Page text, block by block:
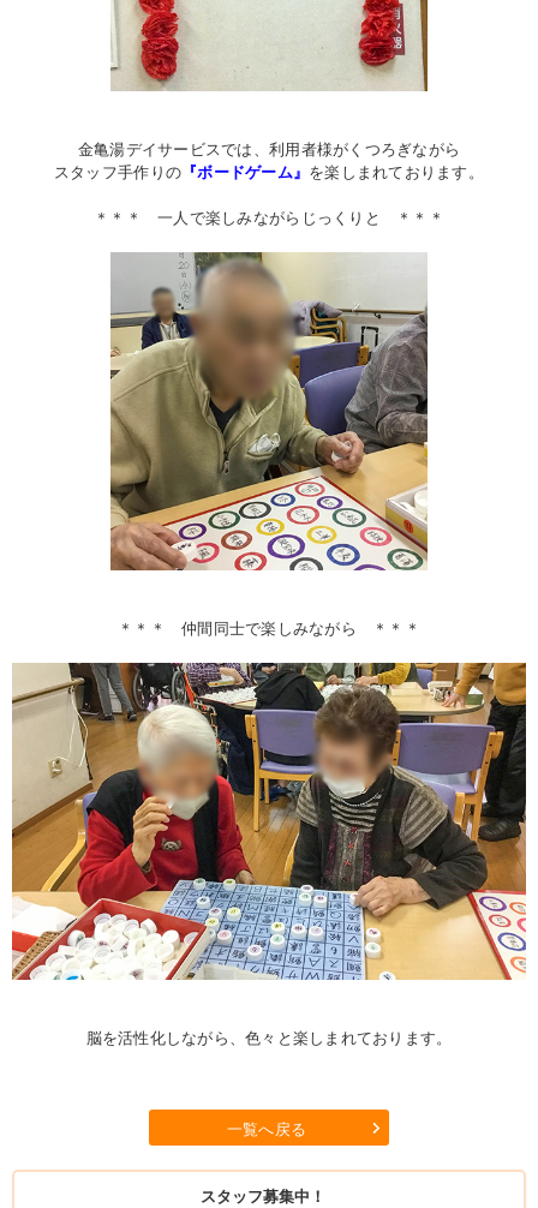
金亀湯デイサービスでは、利用者様がくつろぎながら
スタッフ手作りの 『ボードゲーム』 を楽しまれております。
＊＊＊ 一人で楽しみながらじっくりと ＊＊＊
＊＊＊ 仲間同士で楽しみながら ＊＊＊
脳を活性化しながら、色々と楽しまれております。
一覧へ戻る
スタッフ募集中！